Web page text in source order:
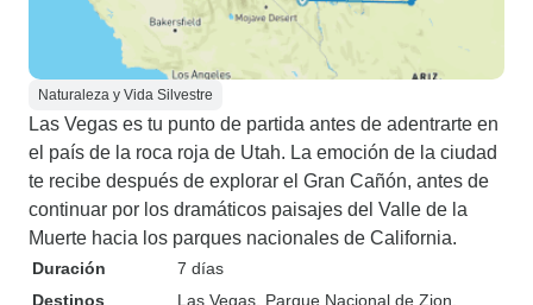
Naturaleza y Vida Silvestre
Las Vegas es tu punto de partida antes de adentrarte en
el país de la roca roja de Utah. La emoción de la ciudad
te recibe después de explorar el Gran Cañón, antes de
continuar por los dramáticos paisajes del Valle de la
Muerte hacia los parques nacionales de California.
Duración
7 días
Destinos
Las Vegas , Parque Nacional de Zion